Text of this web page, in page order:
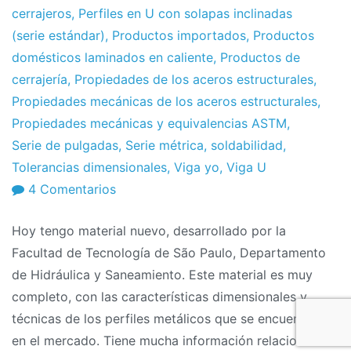
cerrajeros, Perfiles en U con solapas inclinadas
(serie estándar), Productos importados, Productos
domésticos laminados en caliente, Productos de
cerrajería, Propiedades de los aceros estructurales,
Propiedades mecánicas de los aceros estructurales,
Propiedades mecánicas y equivalencias ASTM,
Serie de pulgadas, Serie métrica, soldabilidad,
Tolerancias dimensionales, Viga yo, Viga U
4 Comentariosen
técnico:
Perfiles
metálicos
Hoy tengo material nuevo, desarrollado por la
Facultad de Tecnología de São Paulo, Departamento
de Hidráulica y Saneamiento. Este material es muy
completo, con las características dimensionales y
técnicas de los perfiles metálicos que se encuentran
en el mercado. Tiene mucha información relacionada